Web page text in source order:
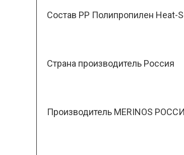
Состав PP Полипропилен Heat-
Страна производитель Россия
Производитель MERINOS